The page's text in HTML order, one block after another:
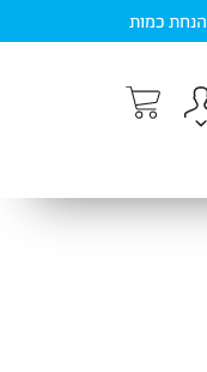
הנחת כמות